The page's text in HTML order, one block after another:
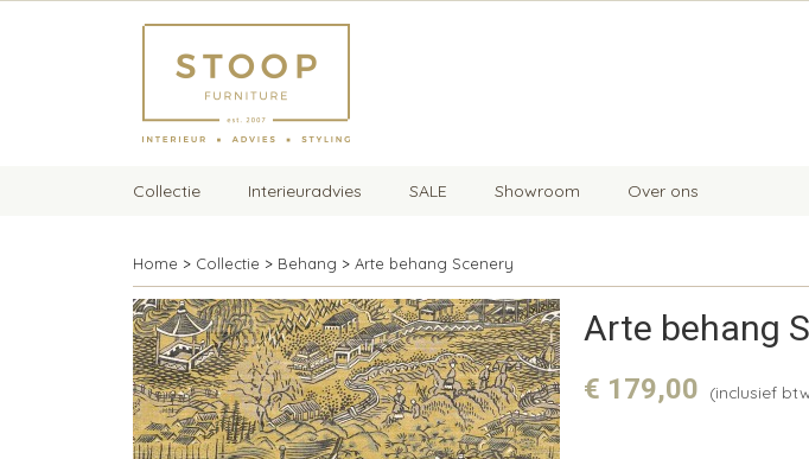
Collectie Interieuradvies SALE Showroom Over ons
Home > Collectie > Behang > Arte behang Scenery
Arte behang
€ 179,00 (inclusief